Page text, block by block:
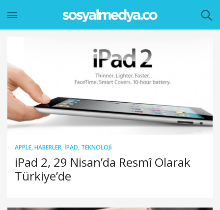
APPLE,HABERLER, IPAD, TEKNOLOJI
iPad 2, 29 Nisan’da Resmî Olarak
Türkiye’de